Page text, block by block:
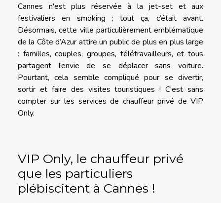
Cannes n'est plus réservée à la jet-set et aux
festivaliers en smoking ; tout ça, c’était avant.
Désormais, cette ville particulièrement emblématique
de la Côte d’Azur attire un public de plus en plus large
: familles, couples, groupes, télétravailleurs, et tous
partagent l’envie de se déplacer sans voiture.
Pourtant, cela semble compliqué pour se divertir,
sortir et faire des visites touristiques ! C'est sans
compter sur les services de chauffeur privé de VIP
Only.
VIP Only, le chauffeur privé
que les particuliers
plébiscitent à Cannes !